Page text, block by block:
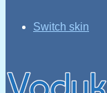
Switch skin